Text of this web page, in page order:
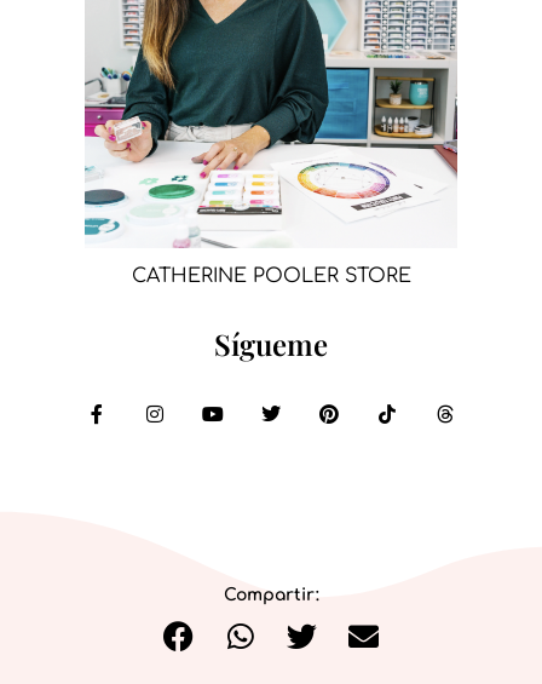
CATHERINE POOLER STORE
Sígueme
Compartir: